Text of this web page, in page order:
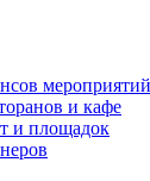
мероприятий
и кафе
и площадок